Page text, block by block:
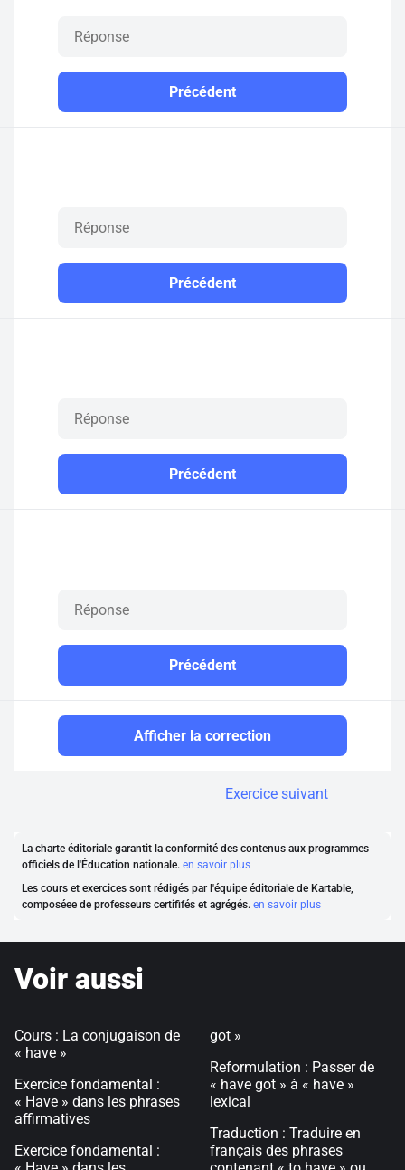
Précédent
Précédent
Précédent
Précédent
Afficher la correction
Exercice suivant
La charte éditoriale garantit la conformité des contenus aux programmes
officiels de l'Éducation nationale. en savoir plus
Les cours et exercices sont rédigés par l'équipe éditoriale de Kartable,
composéee de professeurs certififés et agrégés. en savoir plus
Voir aussi
Cours : La conjugaison de
« have »
Exercice fondamental :
« Have » dans les phrases
affirmatives
Exercice fondamental :
got »
Reformulation : Passer de
« have got » à « have »
lexical
Traduction : Traduire en
français des phrases